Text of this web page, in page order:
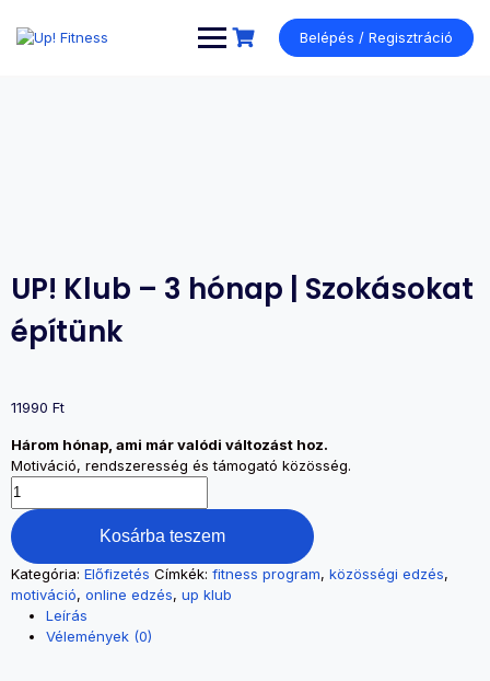
tartalomhoz
Belépés / Regisztráció
UP! Klub – 3 hónap | Szokásokat
építünk
11990 Ft
Három hónap, ami már valódi változást hoz.
Motiváció, rendszeresség és támogató közösség.
UP!
Klub
–
3
hónap
|
Szokásokat
építünk
Kosárba teszem
Kategória: Előfizetés Címkék: fitness program, közösségi edzés,
motiváció, online edzés, up klub
Leírás
Vélemények (0)